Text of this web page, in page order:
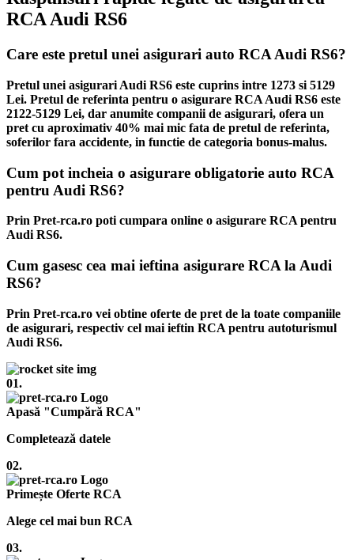
RCA Audi RS6
Care este pretul unei asigurari auto RCA Audi RS6?
Pretul unei asigurari Audi RS6 este cuprins intre 1273 si 5129
Lei. Pretul de referinta pentru o asigurare RCA Audi RS6 este
2122-5129 Lei, dar anumite companii de asigurari, ofera un
pret cu aproximativ 40% mai mic fata de pretul de referinta,
soferilor fara accidente, in functie de categoria bonus-malus.
Cum pot incheia o asigurare obligatorie auto RCA
pentru Audi RS6?
Prin Pret-rca.ro poti cumpara online o asigurare RCA pentru
Audi RS6.
Cum gasesc cea mai ieftina asigurare RCA la Audi
RS6?
Prin Pret-rca.ro vei obtine oferte de pret de la toate companiile
de asigurari, respectiv cel mai ieftin RCA pentru autoturismul
Audi RS6.
01.
Apasă "Cumpără RCA"
Completează datele
02.
Primește Oferte RCA
Alege cel mai bun RCA
03.